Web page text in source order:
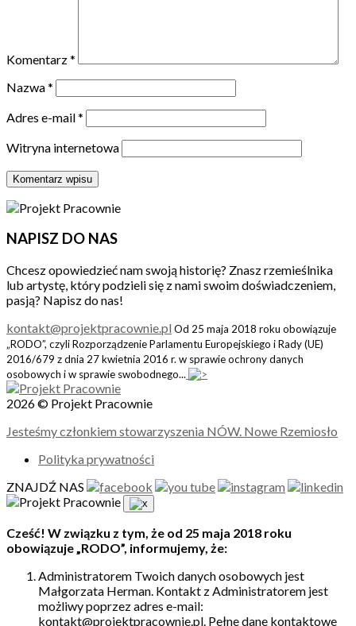
Komentarz*
Nazwa*
Adres e-mail*
Witryna internetowa
NAPISZ DO NAS
Chcesz opowiedzieć nam swoją historię? Znasz rzemieślnika
lub artystę, który podzieli się z nami swoim doświadczeniem,
pasją? Napisz do nas!
kontakt@projektpracownie.pl Od 25 maja 2018 roku obowiązuje
„RODO”, czyli Rozporządzenie Parlamentu Europejskiego i Rady (UE)
2016/679 z dnia 27 kwietnia 2016 r. w sprawie ochrony danych
osobowych i w sprawie swobodnego...
2026 © Projekt Pracownie
Jesteśmy członkiem stowarzyszenia NÓW. Nowe Rzemiosło
Polityka prywatności
ZNAJDŹ NAS
Cześć! W związku z tym, że od 25 maja 2018 roku
obowiązuje „RODO”, informujemy, że:
Administratorem Twoich danych osobowych jest
Małgorzata Herman. Kontakt z Administratorem jest
możliwy poprzez adres e-mail:
kontakt@projektpracownie.pl. Pełne dane kontaktowe